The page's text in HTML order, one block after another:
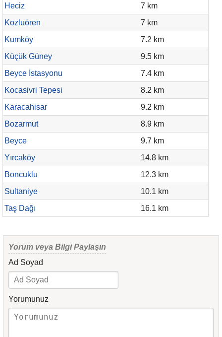
Heciz
7 km
Kozluören
7 km
Kumköy
7.2 km
Küçük Güney
9.5 km
Beyce İstasyonu
7.4 km
Kocasivri Tepesi
8.2 km
Karacahisar
9.2 km
Bozarmut
8.9 km
Beyce
9.7 km
Yırcaköy
14.8 km
Boncuklu
12.3 km
Sultaniye
10.1 km
Taş Dağı
16.1 km
Yorum veya Bilgi Paylaşın
Ad Soyad
Yorumunuz